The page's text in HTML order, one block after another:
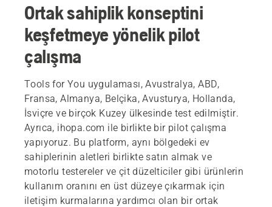
Ortak sahiplik konseptini
keşfetmeye yönelik pilot
çalışma
Tools for You uygulaması, Avustralya, ABD,
Fransa, Almanya, Belçika, Avusturya, Hollanda,
İsviçre ve birçok Kuzey ülkesinde test edilmiştir.
Ayrıca, ihopa.com ile birlikte bir pilot çalışma
yapıyoruz. Bu platform, aynı bölgedeki ev
sahiplerinin aletleri birlikte satın almak ve
motorlu testereler ve çit düzelticiler gibi ürünlerin
kullanım oranını en üst düzeye çıkarmak için
iletişim kurmalarına yardımcı olan bir ortak